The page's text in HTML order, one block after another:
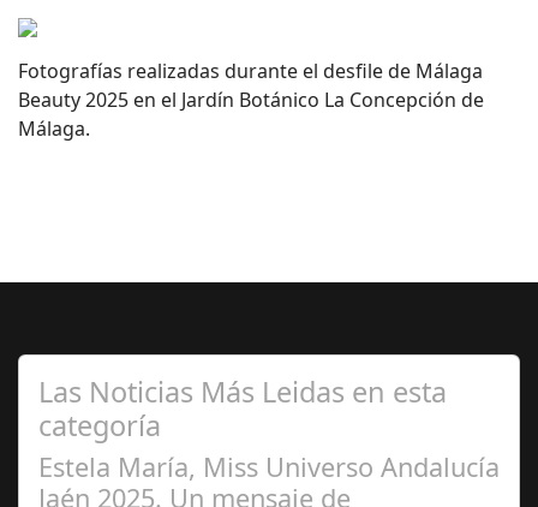
Fotografías realizadas durante el desfile de Málaga
Beauty 2025 en el Jardín Botánico La Concepción de
Málaga.
Las Noticias Más Leidas en esta
categoría
Estela María, Miss Universo Andalucía
Jaén 2025. Un mensaje de